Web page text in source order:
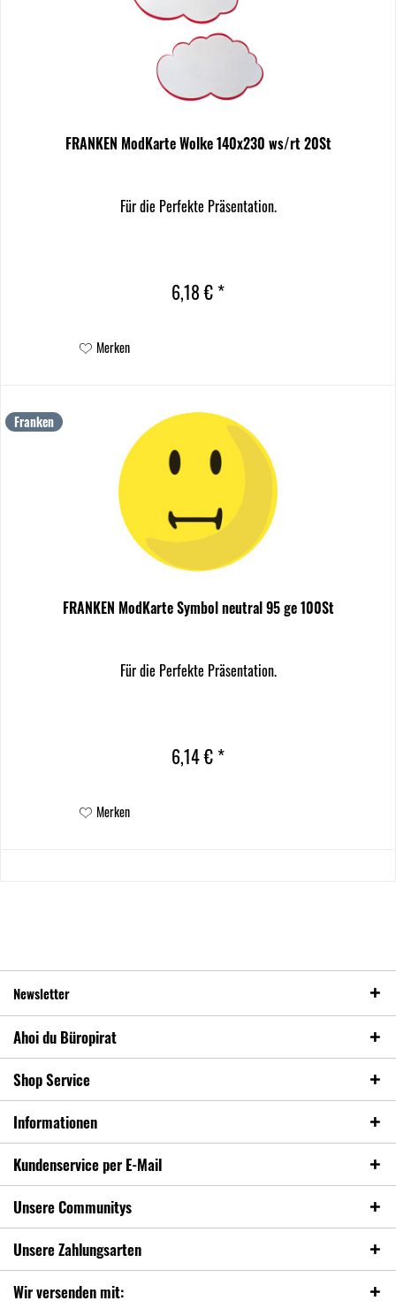
FRANKEN ModKarte Wolke 140x230 ws/rt 20St
Für die Perfekte Präsentation.
6,18 € *
Merken
Franken
FRANKEN ModKarte Symbol neutral 95 ge 100St
Für die Perfekte Präsentation.
6,14 € *
Merken
Newsletter
Ahoi du Büropirat
Shop Service
Informationen
Kundenservice per E-Mail
Unsere Communitys
Unsere Zahlungsarten
Wir versenden mit: